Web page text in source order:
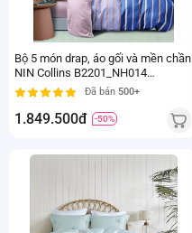
Bộ 5 món drap, áo gối và mền chần
NIN Collins B2201_NH014
(160x200+30cm)Đã bán 500+
1.849.500đ -50%